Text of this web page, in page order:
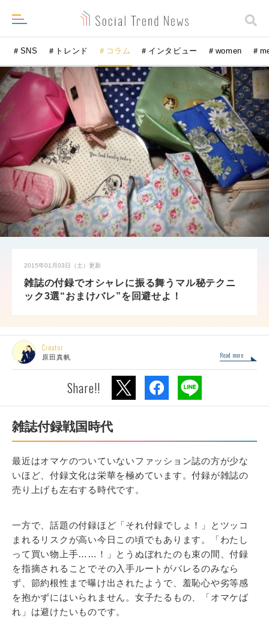
＃SNS ＃トレンド ＃コラム ＃インタビュー ＃women ＃
2015年01月03日（土） 更新
雑誌の付録でオシャレに振る舞うマル秘テクニ
ック3選“おまけバレ”を回避せよ！
Creator
原田真帆 Read more
Share!!
雑誌付録戦国時代
最近はオマケのついていないファッション誌の方が少な
いほど、付録文化は栄華を極めています。付録が雑誌の
売り上げも左右する時代です。
一方で、話題の付録ほど「それ付録でしょ！」とツッコ
まれるリスクが高い今日この頃でもあります。「わたし
って買い物上手……！」とうぬぼれたのも束の間、付録
を指摘されることでその入手ルートがバレるのみなら
ず、節約根性まで曝け出されたようで、羞恥心や劣等感
を抱かずにはいられません。女子たるもの、「オマケば
れ」は避けたいものです。